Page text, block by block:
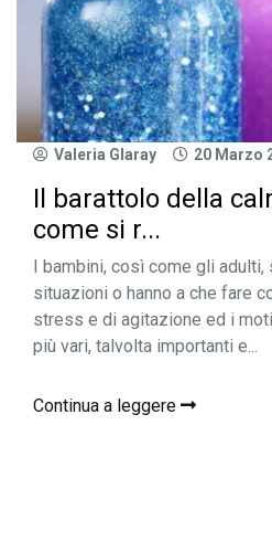
Valeria Glaray 20 Marzo
Il barattolo della
come si r...
I bambini, così come gli
situazioni o hanno a che fare
stress e di agitazione ed i
più vari, talvolta importanti e...
Continua a leggere